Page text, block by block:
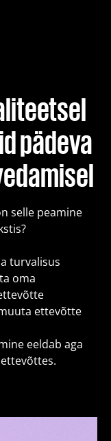
pädeva
selle peamine
turvalisus
oma
ettevõtte
eeldab aga